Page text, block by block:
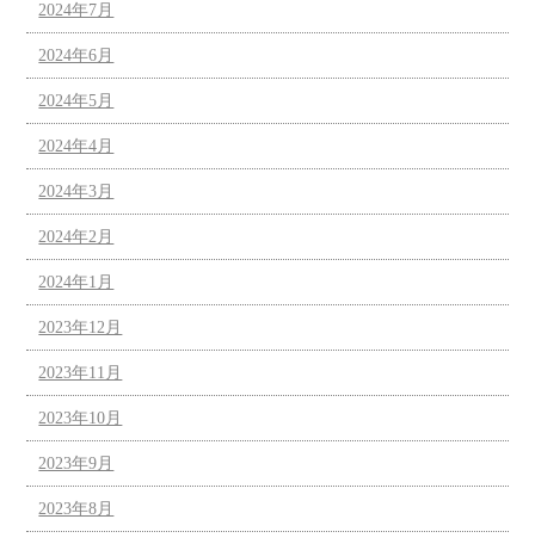
2024年7月
2024年6月
2024年5月
2024年4月
2024年3月
2024年2月
2024年1月
2023年12月
2023年11月
2023年10月
2023年9月
2023年8月